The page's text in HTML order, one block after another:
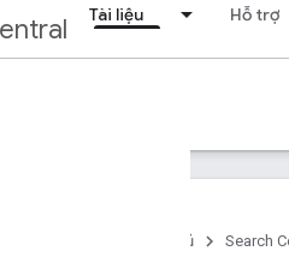
Tài liệu Hỗ trợ
Trang chủ Search